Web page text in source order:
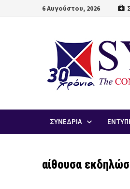
6 Αυγούστου, 2026
ΣΥΝΕΔΡΙΑ
αίθουσα